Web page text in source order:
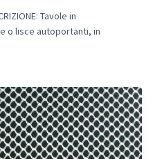
Tavole in
o lisce autoportanti, in